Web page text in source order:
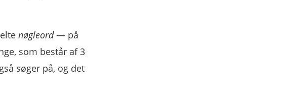
nøgleord— på
som består af 3
søger på, og det